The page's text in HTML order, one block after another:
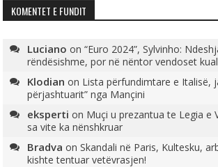
KOMENTET E FUNDIT
Luciano on“Euro 2024”, Sylvinho:
rëndësishme, por në nëntor vendoset
Klodian on Lista përfundimtare e Italisë,
përjashtuarit” nga Mançini
eksperti on Muçi u prezantua te Legia e
sa vite ka nënshkruar
Bradva onSkandali në Paris, Kultesku,
kishte tentuar vetëvrasjen!